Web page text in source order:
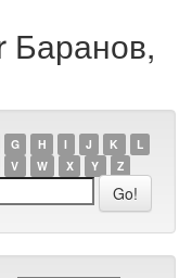
Баранов,
G H I J K
L
V W X Y Z